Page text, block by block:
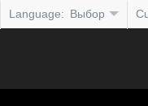
Language: Выбор